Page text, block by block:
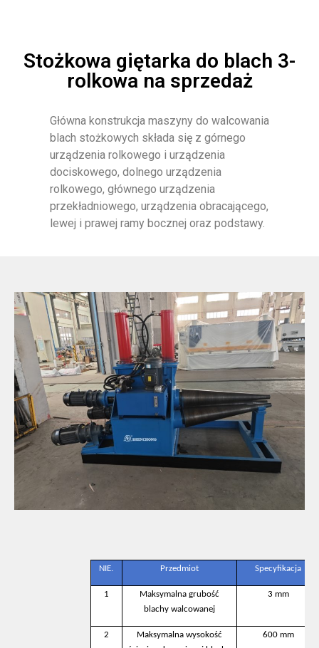
Stożkowa giętarka do blach 3-
rolkowa na sprzedaż
Główna konstrukcja maszyny do walcowania
blach stożkowych składa się z górnego
urządzenia rolkowego i urządzenia
dociskowego, dolnego urządzenia
rolkowego, głównego urządzenia
przekładniowego, urządzenia obracającego,
lewej i prawej ramy bocznej oraz podstawy.
NIE. Przedmiot Specyfikacja
1
Maksymalna grubość
blachy walcowanej
3 mm
2
Maksymalna wysokość
600 mm